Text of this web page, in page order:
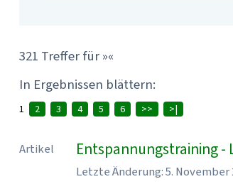
321 Treffer für »«
In Ergebnissen blättern:
1 2 3 4 5 6 >> >|
Artikel Entspannungstraining -
Letzte Änderung: 5. November